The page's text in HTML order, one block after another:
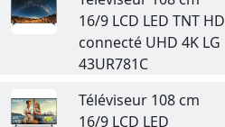
16/9 LCD LED TNT HD
connecté UHD 4K LG
43UR781C
Téléviseur 108 cm
16/9 LCD LED